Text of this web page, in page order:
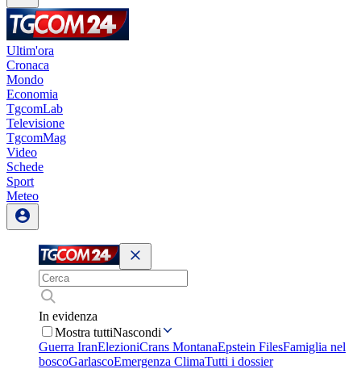
Ultim'ora
Cronaca
Mondo
Economia
TgcomLab
Televisione
TgcomMag
Video
Schede
Sport
Meteo
In evidenza
Mostra tuttiNascondi
Guerra IranElezioniCrans MontanaEpstein FilesFamiglia nel
boscoGarlascoEmergenza ClimaTutti i dossier